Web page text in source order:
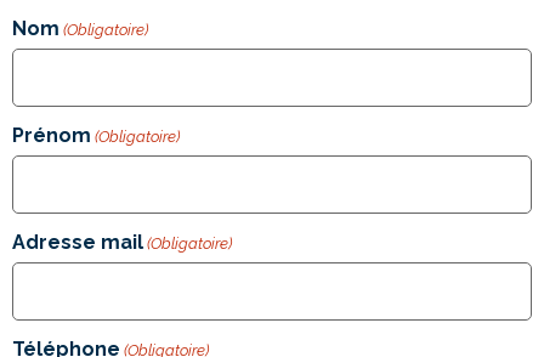
Nom (Obligatoire)
Prénom (Obligatoire)
Adresse mail (Obligatoire)
Téléphone (Obligatoire)